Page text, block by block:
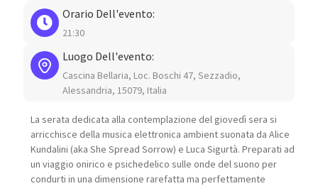
Orario Dell'evento:
21:30
Luogo Dell'evento:
Cascina Bellaria, Loc. Boschi 47, Sezzadio,
Alessandria, 15079, Italia
La serata dedicata alla contemplazione del giovedì sera si
arricchisce della musica elettronica ambient suonata da Alice
Kundalini (aka She Spread Sorrow) e Luca Sigurtà. Preparati ad
un viaggio onirico e psichedelico sulle onde del suono per
condurti in una dimensione rarefatta ma perfettamente